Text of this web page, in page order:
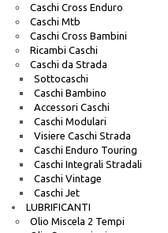
Caschi Cross Enduro
Caschi Mtb
Caschi Cross Bambini
Ricambi Caschi
Caschi da Strada
Sottocaschi
Caschi Bambino
Accessori Caschi
Caschi Modulari
Visiere Caschi Strada
Caschi Enduro Touring
Caschi Integrali Stradali
Caschi Vintage
Caschi Jet
LUBRIFICANTI
Olio Miscela 2 Tempi